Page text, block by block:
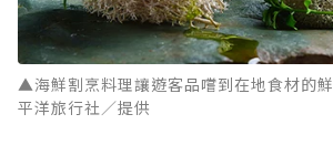
▲海鮮割烹料理讓遊客品嚐到在地食材的
平洋旅行社／提供